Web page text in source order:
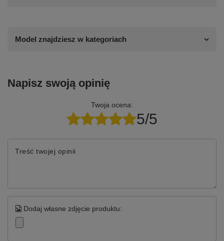
Model znajdziesz w kategoriach
Napisz swoją opinię
Twoja ocena:
5/5
Treść twojej opinii
Dodaj własne zdjęcie produktu: